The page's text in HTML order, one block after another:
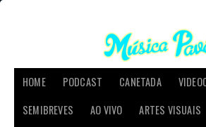
HOME PODCAST CANETADA
SEMIBREVES
AO VIVO ARTES VISUAIS